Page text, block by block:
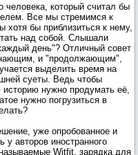
человека, который считал бы
Все мы стремимся к
хотя бы приблизиться к нему,
над собой. Слышали
день"? Отличный совет
и "продолжающим",
выделить время на
суеты. Ведь чтобы
историю нужно продумать её,
нужно погрузиться в
уже опробованное и
у авторов иностранного
Witfit, зарядка для